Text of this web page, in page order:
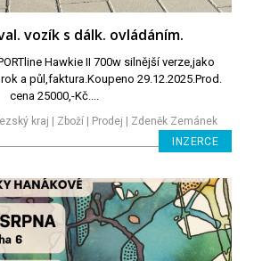
vozík s dálk. ovládáním.
Hawkie II 700w silnější verze,jako
a půl,faktura.Koupeno 29.12.2025.Prod.
cena 25000,-Kč....
kraj | Zboží | Prodej | Zdeněk Zemánek
INZERCE